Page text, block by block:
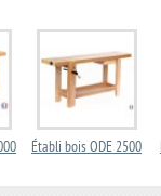
Établi bois ODE 2500